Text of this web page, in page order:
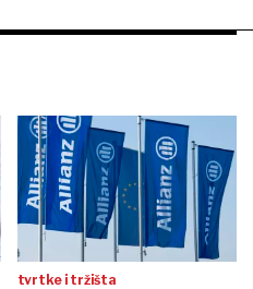
tvrtke i tržišta